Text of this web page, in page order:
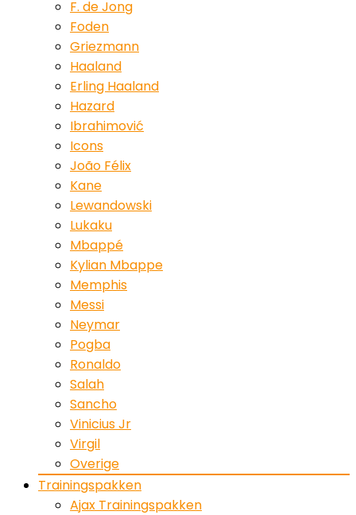
F. de Jong
Foden
Griezmann
Haaland
Erling Haaland
Hazard
Ibrahimović
Icons
João Félix
Kane
Lewandowski
Lukaku
Mbappé
Kylian Mbappe
Memphis
Messi
Neymar
Pogba
Ronaldo
Salah
Sancho
Vinicius Jr
Virgil
Overige
Trainingspakken
Ajax Trainingspakken